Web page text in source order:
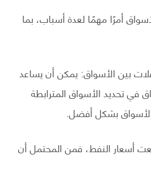
أمرًا مهمًا لعدة أسباب، بما
بين الأسواق: يمكن أن يساعد
في تحديد الأسواق المترابطة
الأسواق بشكل أفضل.
أسعار النفط، فمن المحتمل أن